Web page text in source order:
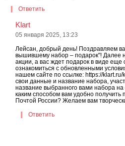
Ответить
Klart
05 января 2025, 13:23
Лейсан, добрый день! Поздравляем
вышившему набор – подарок"! Далее
акции, а вас ждет подарок в виде
ознакомиться с обновленными
нашем сайте по ссылке: https://
свои данные и название набора,
название выбранного вами набора
каким способом вам удобно
Почтой России? Желаем вам
Ответить